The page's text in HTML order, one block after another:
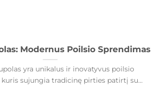
Modernus Poilsio Sprendimas
yra unikalus ir inovatyvus poilsio
sujungia tradicinę pirties patirtį su...